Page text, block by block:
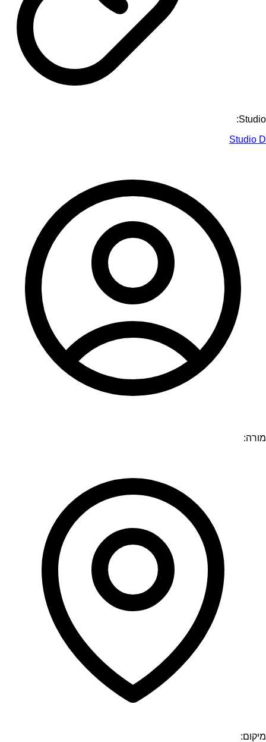
Studio:
Studio D
מורה:
מיקום: